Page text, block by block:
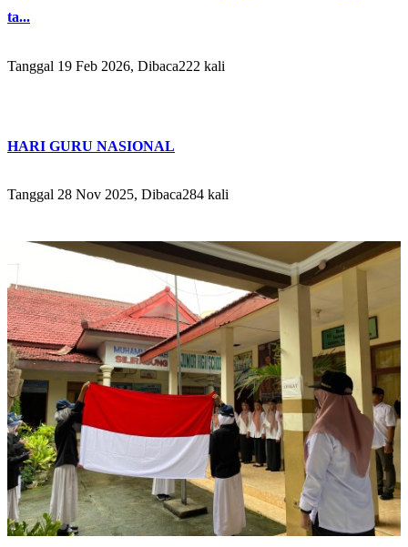
ta...
Tanggal 19 Feb 2026, Dibaca222 kali
HARI GURU NASIONAL
Tanggal 28 Nov 2025, Dibaca284 kali